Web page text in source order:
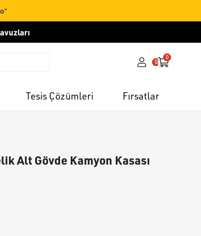
0
0
Tesis Çözümleri Fırsatlar
Alt Gövde Kamyon Kasası